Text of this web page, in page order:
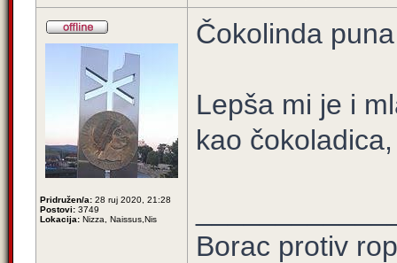
Pridružen/a: 28 ruj 2020, 21:28
Postovi: 3749
Lokacija: Nizza, Naissus,Nis
Čokolinda
Lepša mi je i
kao
Borac protiv